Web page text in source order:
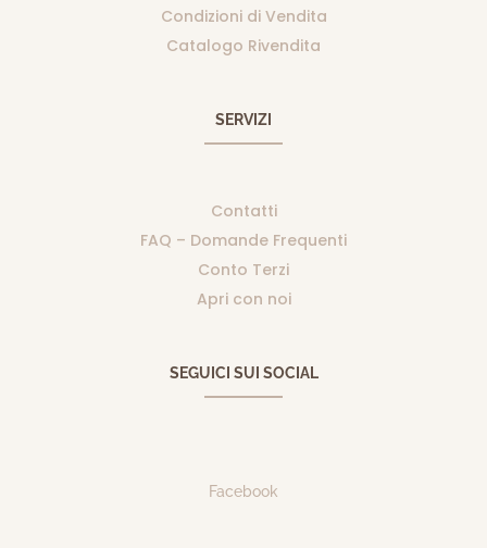
Condizioni di Vendita
Catalogo Rivendita
SERVIZI
Contatti
FAQ – Domande Frequenti
Conto Terzi
Apri con noi
SEGUICI SUI SOCIAL
Facebook